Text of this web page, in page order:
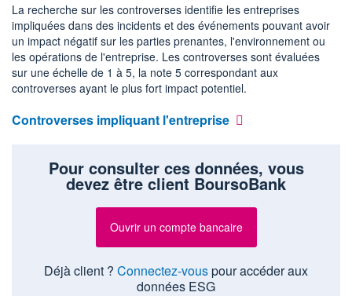
La recherche sur les controverses identifie les entreprises
impliquées dans des incidents et des événements pouvant avoir
un impact négatif sur les parties prenantes, l'environnement ou
les opérations de l'entreprise. Les controverses sont évaluées
sur une échelle de 1 à 5, la note 5 correspondant aux
controverses ayant le plus fort impact potentiel.
Controverses impliquant l'entreprise
Pour consulter ces données, vous
devez être client BoursoBank
Ouvrir un compte bancaire
Déjà client ? Connectez-vouspour accéder aux
données ESG